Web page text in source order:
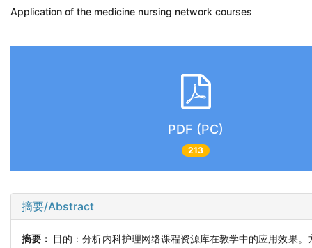
Application of the medicine nursing network courses
PDF (PC)
213
摘要/Abstract
摘要： 目的：分析内科护理网络课程资源库在教学中的应用效果